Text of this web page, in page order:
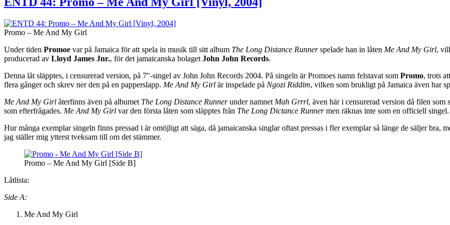
Promo – Me And My Girl
Under tiden Promoe var på Jamaica för att spela in musik till sitt album The Long Distance Runnerspelade han in låten Me And My Girl,
producerad av Lloyd James Jnr., för det jamaicanska bolaget John John Records.
Denna låt släpptes, i censurerad version, på 7″-singel av John John Records 2004. På singeln är Promoes namn felstavat som Promo, trots
flera gånger och skrev ner den på en papperslapp. Me And My Girl är inspelade på Ngozi Riddim, vilken som brukligt på Jamaica även har
Me And My Girl återfinns även på albumet The Long Distance Runnerunder namnet Mah Grrrl, även här i censurerad version då filen som
som efterfrågades. Me And My Girl var den första låten som släpptes från The Long Dictance Runnermen räknas inte som en officiell singel.
Hur många exemplar singeln finns pressad i är omöjligt att säga, då jamaicanska singlar oftast pressas i fler exemplar så länge de säljer bra,
jag ställer mig ytterst tveksam till om det stämmer.
Promo – Me And My Girl [Side B]
Låtlista:
Side A:
Me And My Girl